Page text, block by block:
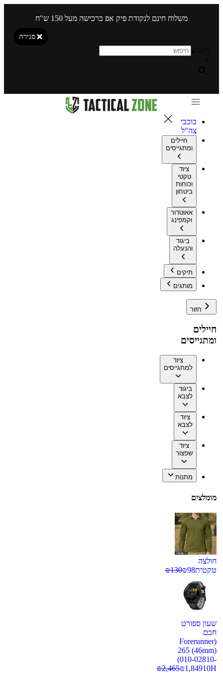
משלוח חינם לנקודת פיק אפ ברכישה מעל 150 ש"ח
סגירה
כוכבי
צה"ל
חיילים
ומתגייסים
ציוד
טקטי
וכוחות
ביטחון
אאוטדור
וקמפינג
ביגוד
והנעלה
תיקים
מותגים
חזור
חיילים
ומתגייסים
ציוד
למתגייסים
ביגוד
לצבא
ציוד
לצבא
ציוד
שפצור
מתנות
מומלצים
חולצה
טקטית
₪98
₪130
שעון ספורט
חכם
(Forerunner
265 (46mm)
(010-02810-
10H
₪1,849
₪2,465